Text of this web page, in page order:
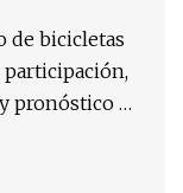
de bicicletas
participación,
pronóstico de